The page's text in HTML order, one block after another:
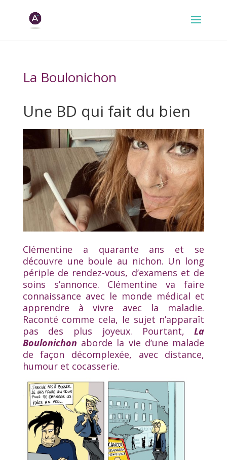
La Boulonichon
Une BD qui fait du bien
Clémentine a quarante ans et se
découvre une boule au nichon. Un long
périple de rendez-vous, d’examens et de
soins s’annonce. Clémentine va faire
connaissance avec le monde médical et
apprendre à vivre avec la maladie.
Raconté comme cela, le sujet n’apparaît
pas des plus joyeux. Pourtant,La
Boulonichon aborde la vie d’une malade
de façon décomplexée, avec distance,
humour et cocasserie.